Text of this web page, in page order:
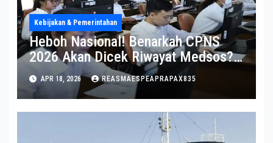
Kebijakan & Pemerintahan
Heboh Nasional! Benarkah CPNS
2026 Akan Dicek Riwayat Medsos?
Pernyataan BKN Bikin Heboh
APR 18, 2026 REASMAESPEAPRAPAX835